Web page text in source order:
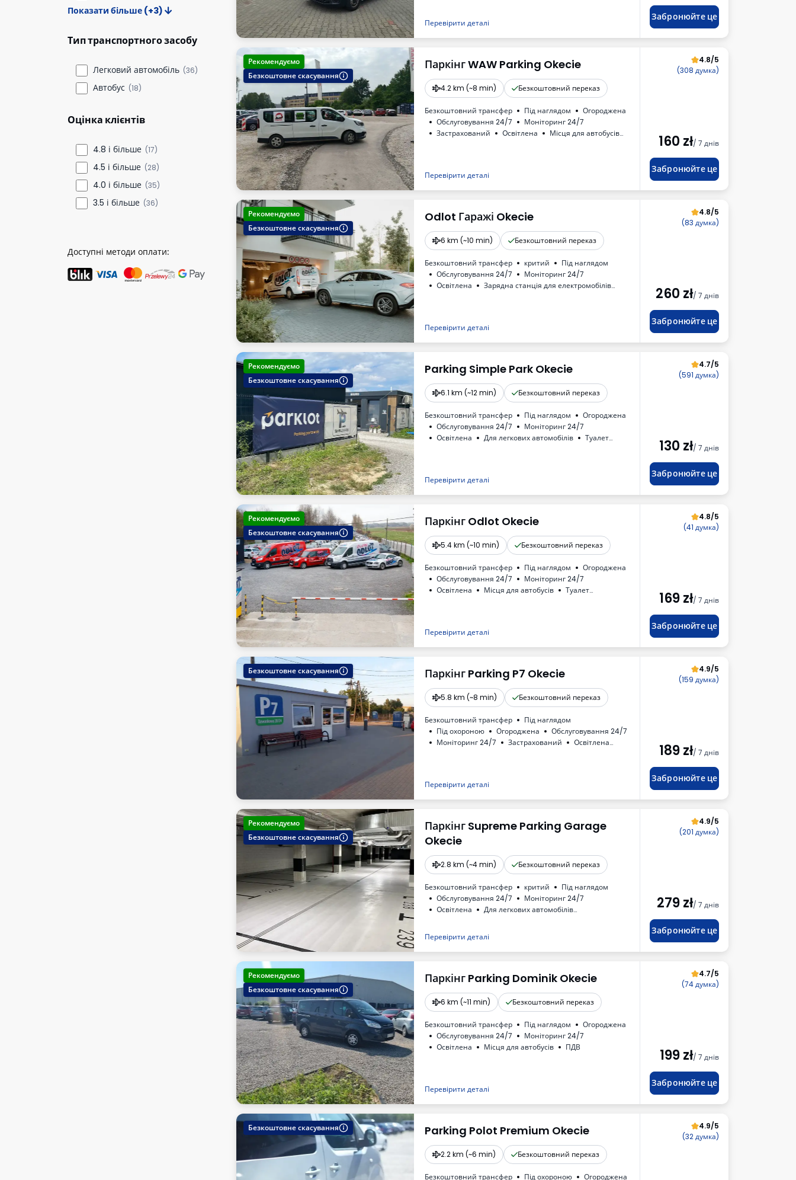
Показати більше (+3)
Тип транспортного засобу
Легковий автомобіль (36)
Автобус (18)
Оцінка клієнтів
4.8 і більше (17)
4.5 і більше (28)
4.0 і більше (35)
3.5 і більше (36)
Доступні методи оплати:
Перевірити деталі
Забронюйте це
Рекомендуємо
Безкоштовне скасування
Паркінг WAW Parking Okecie
4.2 km (~8 min) Безкоштовний переказ
Безкоштовний трансфер Під наглядом
Огороджена
Обслуговування 24/7
Моніторинг 24/7
Застрахований
Oсвітлена
Місця для автобусів
Перевірити деталі
4.8/5
(308 думка)
160 zł/ 7 днів
Забронюйте це
Рекомендуємо
Безкоштовне скасування
Odlot Гаражі Okecie
6 km (~10 min) Безкоштовний переказ
Безкоштовний трансфер критий
Під наглядом
Обслуговування 24/7
Моніторинг 24/7
Oсвітлена
Зарядна станція для електромобілів
Перевірити деталі
4.8/5
(83 думка)
260 zł/ 7 днів
Забронюйте це
Рекомендуємо
Безкоштовне скасування
Parking Simple Park Okecie
6.1 km (~12 min) Безкоштовний переказ
Безкоштовний трансфер Під наглядом
Огороджена
Обслуговування 24/7
Моніторинг 24/7
Oсвітлена
Для легкових автомобілів
Туалет
Перевірити деталі
4.7/5
(591 думка)
130 zł/ 7 днів
Забронюйте це
Рекомендуємо
Безкоштовне скасування
Паркінг Odlot Okecie
5.4 km (~10 min) Безкоштовний переказ
Безкоштовний трансфер Під наглядом
Огороджена
Обслуговування 24/7
Моніторинг 24/7
Oсвітлена
Місця для автобусів
Туалет
Перевірити деталі
4.8/5
(41 думка)
169zł/ 7 днів
Забронюйте це
Безкоштовне скасування Паркінг Parking P7 Okecie
5.8 km (~8 min) Безкоштовний переказ
Безкоштовний трансфер
Під наглядом
Під охороною
Огороджена
Обслуговування 24/7
Моніторинг 24/7
Застрахований
Oсвітлена
Перевірити деталі
4.9/5
(159 думка)
189zł/ 7 днів
Забронюйте це
Рекомендуємо
Безкоштовне скасування
Паркінг Supreme Parking Garage
Okecie
2.8 km (~4 min) Безкоштовний переказ
Безкоштовний трансфер критий
Під наглядом
Обслуговування 24/7
Моніторинг 24/7
Oсвітлена
Для легкових автомобілів
ПДВ
Перевірити деталі
4.9/5
(201 думка)
279zł/ 7 днів
Забронюйте це
Рекомендуємо
Безкоштовне скасування
Паркінг Parking Dominik Okecie
6 km (~11 min) Безкоштовний переказ
Безкоштовний трансфер Під наглядом
Огороджена
Обслуговування 24/7
Моніторинг 24/7
Oсвітлена
Місця для автобусів ПДВ
Перевірити деталі
4.7/5
(74 думка)
199zł/ 7 днів
Забронюйте це
Безкоштовне скасування Parking Polot Premium Okecie
2.2 km (~6 min) Безкоштовний переказ
Безкоштовний трансфер Під охороною Огороджена
4.9/5
(32 думка)